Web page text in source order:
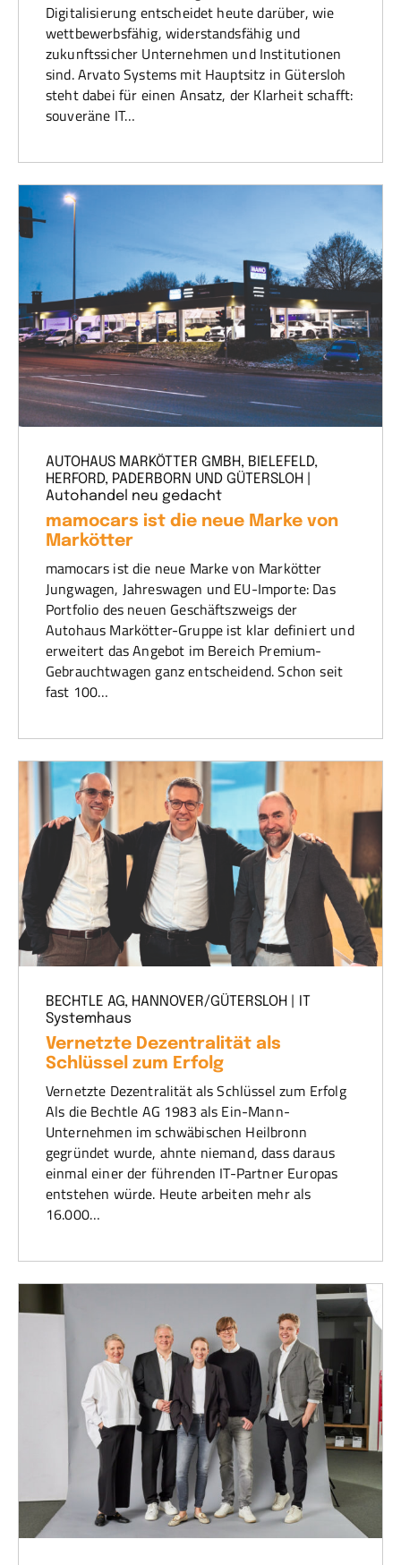
Digitalisierung entscheidet heute darüber, wie
wettbewerbsfähig, widerstandsfähig und
zukunftssicher Unternehmen und Institutionen
sind. Arvato Systems mit Hauptsitz in Gütersloh
steht dabei für einen Ansatz, der Klarheit schafft:
souveräne IT…
AUTOHAUS MARKÖTTER GMBH, BIELEFELD,
HERFORD, PADERBORN UND GÜTERSLOH |
Autohandel neu gedacht
mamocars ist die neue Marke von
Markötter
mamocars ist die neue Marke von Markötter
Jungwagen, Jahreswagen und EU-Importe: Das
Portfolio des neuen Geschäftszweigs der
Autohaus Markötter-Gruppe ist klar definiert und
erweitert das Angebot im Bereich Premium-
Gebrauchtwagen ganz entscheidend. Schon seit
fast 100…
BECHTLE AG, HANNOVER/GÜTERSLOH | IT
Systemhaus
Vernetzte Dezentralität als
Schlüssel zum Erfolg
Vernetzte Dezentralität als Schlüssel zum Erfolg
Als die Bechtle AG 1983 als Ein-Mann-
Unternehmen im schwäbischen Heilbronn
gegründet wurde, ahnte niemand, dass daraus
einmal einer der führenden IT-Partner Europas
entstehen würde. Heute arbeiten mehr als
16.000…